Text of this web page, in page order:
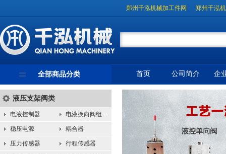
郑州千泓机械加工件网 郑州千泓
全部商品分类
液压支架阀类
电液控制器 电液换向阀组...
稳压电源 耦合器
压力传感器 行程传感器
首页 公司简介 企